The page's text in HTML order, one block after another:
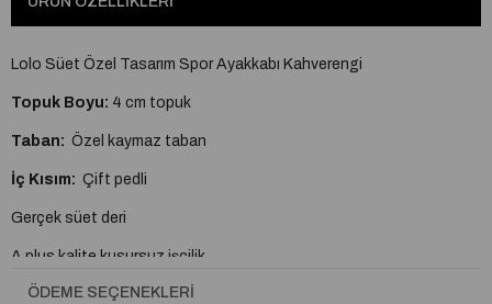
Lolo Süet Özel Tasarım Spor Ayakkabı Kahverengi
Topuk Boyu: 4 cm topuk
Taban: Özel kaymaz taban
İç Kısım: Çift pedli
Gerçek süet deri
A plus kalite kusursuz işçilik
Tam Kalıptır.
ÖDEME SEÇENEKLERI